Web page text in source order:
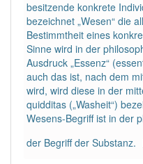
DIE:1 042
DAS:8Ausnahmen
PowerIndex:33
Häufigkeit: 4 von 10
Wörter mit Endung -
besitzende konkrete
bezeichnet „Wesen“ die
Bestimmtheit eines
Sinne wird in der
Ausdruck „Essenz“
auch das ist, nach dem
wird, wird diese in der
quidditas („Washeit“)
Wesens-Begriff ist in der
der Begriff der Substanz.